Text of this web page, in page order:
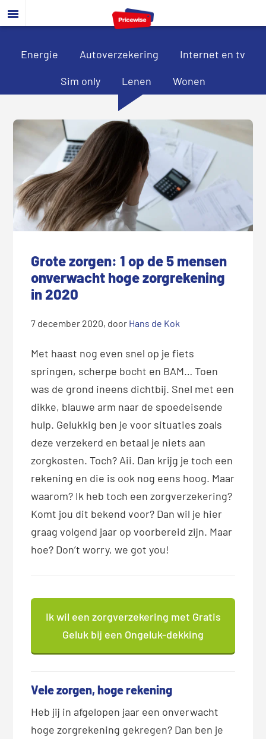
Door
naar
hoofd
Spring
naar
eerste
Spring
naar
voettekst
Energie Autoverzekering Internet en tv
Sim only Lenen Wonen
Grote zorgen: 1 op de 5 mensen
onverwacht hoge zorgrekening
in 2020
7 december 2020, door Hans de Kok
Met haast nog even snel op je fiets
springen, scherpe bocht en BAM… Toen
was de grond ineens dichtbij. Snel met een
dikke, blauwe arm naar de spoedeisende
hulp. Gelukkig ben je voor situaties zoals
deze verzekerd en betaal je niets aan
zorgkosten. Toch? Aii. Dan krijg je toch een
rekening en die is ook nog eens hoog. Maar
waarom? Ik heb toch een zorgverzekering?
Komt jou dit bekend voor? Dan wil je hier
graag volgend jaar op voorbereid zijn. Maar
hoe? Don’t worry, we got you!
Ik wil een zorgverzekering met Gratis
Geluk bij een Ongeluk-dekking
Vele zorgen, hoge rekening
Heb jij in afgelopen jaar een onverwacht
hoge zorgrekening gekregen? Dan ben je